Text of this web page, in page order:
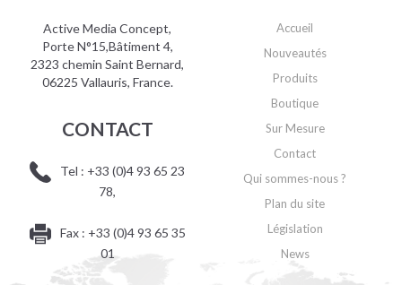
Active Media Concept,
Porte N°15,Bâtiment 4,
2323 chemin Saint Bernard,
06225 Vallauris, France.
CONTACT
Tel : +33 (0)4 93 65 23
78,
Fax : +33 (0)4 93 65 35
01
Accueil
Nouveautés
Produits
Boutique
Sur Mesure
Contact
Qui sommes-nous ?
Plan du site
Législation
News